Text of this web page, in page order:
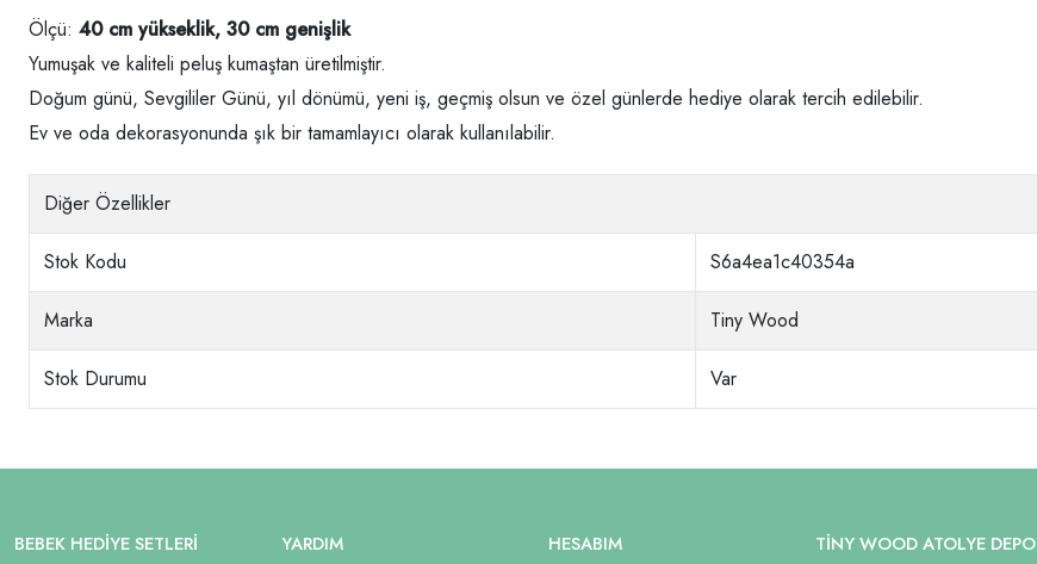
Ölçü: 40 cm yükseklik, 30 cm genişlik
Yumuşak ve kaliteli peluş kumaştan üretilmiştir.
Doğum günü, Sevgililer Günü, yıl dönümü, yeni iş, geçmiş olsun ve özel günlerde hediye olarak tercih edilebilir.
Ev ve oda dekorasyonunda şık bir tamamlayıcı olarak kullanılabilir.
Diğer Özellikler
Stok Kodu S6a4ea1c40354a
Marka Tiny Wood
Stok Durumu Var
BEBEK HEDIYE SETLERI
YARDIM
HESABIM
TİNY WOOD ATOLYE DEPO